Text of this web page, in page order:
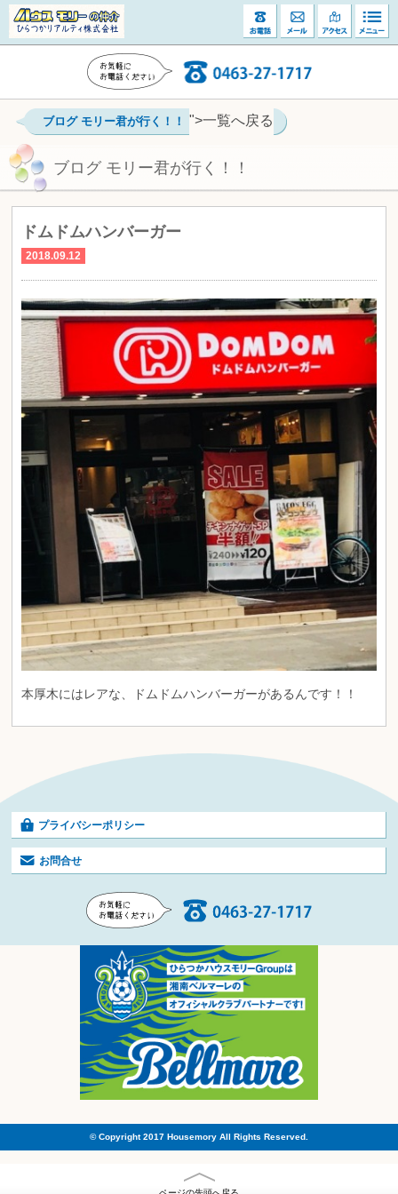
ブログ モリー君が行く！！ ">一覧へ戻る
ブログ モリー君が行く！！
ドムドムハンバーガー
2018.09.12
本厚木にはレアな、ドムドムハンバーガーがあるんです！！
プライバシーポリシー
お問合せ
© Copyright 2017 Housemory All Rights Reserved.